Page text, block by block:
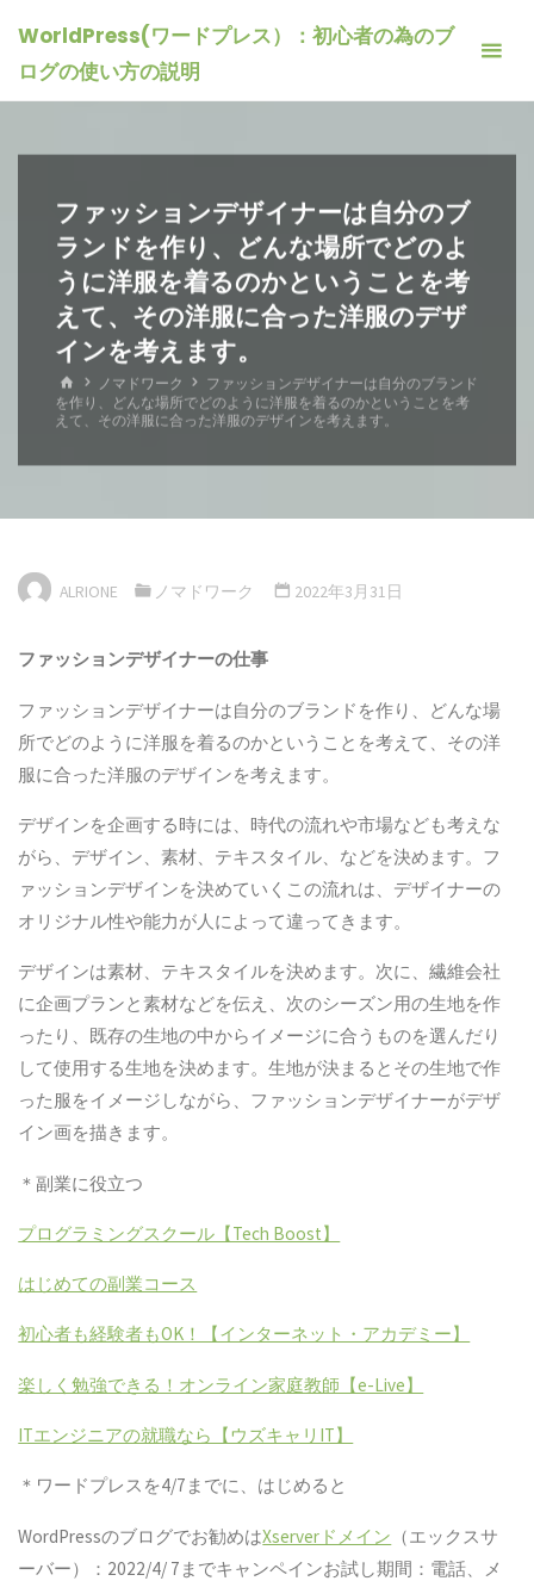
WorldPress(ワードプレス）：初心者の為のブ
ログの使い方の説明
ファッションデザイナーは自分のブ
ランドを作り、どんな場所でどのよ
うに洋服を着るのかということを考
えて、その洋服に合った洋服のデザ
インを考えます。
ホ
ー
ム
ノマドワーク
ファッションデザイナーは自分のブランド
を作り、どんな場所でどのように洋服を着るのかということを考
えて、その洋服に合った洋服のデザインを考えます。
ALRIONE ノマドワーク 2022年3月31日
ファッションデザイナーの仕事
ファッションデザイナーは自分のブランドを作り、どんな場
所でどのように洋服を着るのかということを考えて、その洋
服に合った洋服のデザインを考えます。
デザインを企画する時には、時代の流れや市場なども考えな
がら、デザイン、素材、テキスタイル、などを決めます。フ
ァッションデザインを決めていくこの流れは、デザイナーの
オリジナル性や能力が人によって違ってきます。
デザインは素材、テキスタイルを決めます。次に、繊維会社
に企画プランと素材などを伝え、次のシーズン用の生地を作
ったり、既存の生地の中からイメージに合うものを選んだり
して使用する生地を決めます。生地が決まるとその生地で作
った服をイメージしながら、ファッションデザイナーがデザ
イン画を描きます。
＊副業に役立つ
プログラミングスクール【Tech Boost】
はじめての副業コース
初心者も経験者もOK！【インターネット・アカデミー】
楽しく勉強できる！オンライン家庭教師【e-Live】
ITエンジニアの就職なら【ウズキャリIT】
＊ワードプレスを4/7までに、はじめると
WordPressのブログでお勧めはXserverドメイン （エックスサ
ーバー）：2022/4/ 7までキャンペインお試し期間：電話、メ